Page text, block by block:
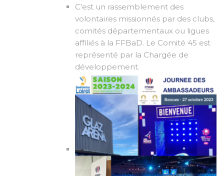
C’est un rassemblement des
volontaires missionnés par des clubs,
comités départementaux ou ligues
affiliés à la FFBaD. Le Comité 45 est
représenté par la Chargée de
développement.